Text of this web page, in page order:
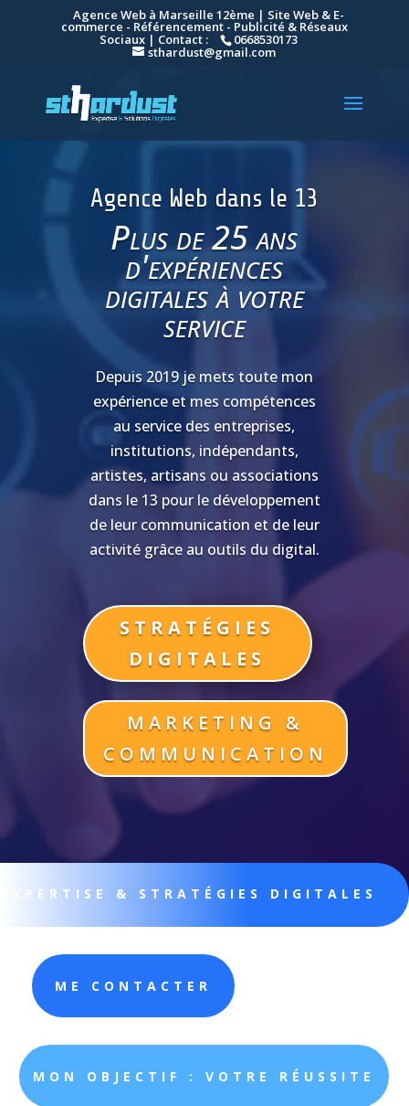
Agence Web à Marseille 12ème | Site Web & E-
commerce - Référencement - Publicité & Réseaux
Sociaux | Contact : 0668530173
sthardust@gmail.com
Agence Web dans le 13
Plus de 25 ans
d'expériences
digitales à votre
service
Depuis 2019 je mets toute mon
expérience et mes compétences
au service des entreprises,
institutions, indépendants,
artistes, artisans ou associations
dans le 13 pour le développement
de leur communication et de leur
activité grâce au outils du digital.
STRATÉGIES
DIGITALES
MARKETING &
COMMUNICATION
EXPERTISE & STRATÉGIES DIGITALES
ME CONTACTER
MON OBJECTIF : VOTRE RÉUSSITE